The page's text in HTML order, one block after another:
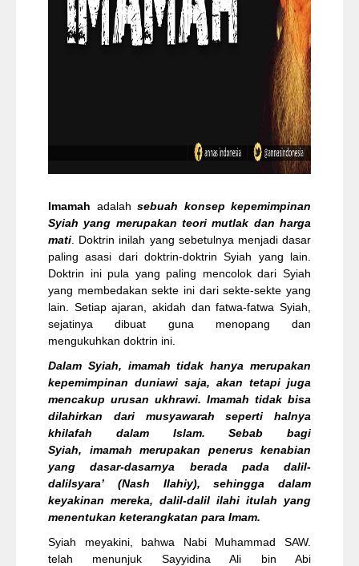
Imamah adalah sebuah konsep kepemimpinan
Syiah yang merupakan teori mutlak dan harga
mati . Doktrin inilah yang sebetulnya menjadi dasar
paling asasi dari doktrin-doktrin Syiah yang lain.
Doktrin ini pula yang paling mencolok dari Syiah
yang membedakan sekte ini dari sekte-sekte yang
lain. Setiap ajaran, akidah dan fatwa-fatwa Syiah,
sejatinya dibuat guna menopang dan
mengukuhkan doktrin ini.
Dalam Syiah, imamah tidak hanya merupakan
kepemimpinan duniawi saja, akan tetapi juga
mencakup urusan ukhrawi. Imamah tidak bisa
dilahirkan dari musyawarah seperti halnya
khilafah dalam Islam. Sebab bagi
Syiah, imamah merupakan penerus kenabian
yang dasar-dasarnya berada pada dalil-
dalilsyara’ (Nash Ilahiy), sehingga dalam
keyakinan mereka, dalil-dalil ilahi itulah yang
menentukan keterangkatan para Imam.
Syiah meyakini, bahwa Nabi Muhammad SAW.
telah menunjuk Sayyidina Ali bin Abi